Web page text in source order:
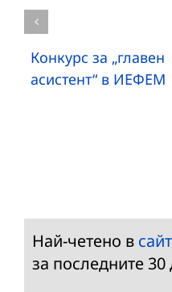
Конкурс за „главен
асистент“ в ИЕФЕМ
Най-четено в
за последните 30